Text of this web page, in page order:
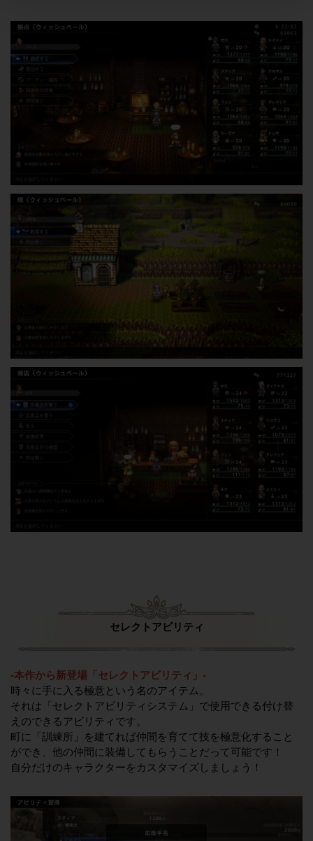
セレクトアビリティ
-本作から新登場「セレクトアビリティ」-
時々に手に入る極意という名のアイテム。
それは「セレクトアビリティシステム」で使用できる付け替
えのできるアビリティです。
町に「訓練所」を建てれば仲間を育てて技を極意化すること
ができ、他の仲間に装備してもらうことだって可能です！
自分だけのキャラクターをカスタマイズしましょう！